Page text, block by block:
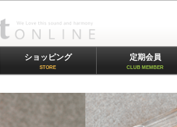
ショッピング
STORE
定期会員
CLUB MEMBER